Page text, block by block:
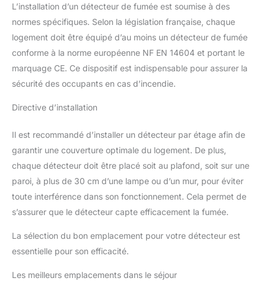
L’installation d’un détecteur de fumée est soumise à des
normes spécifiques. Selon la législation française, chaque
logement doit être équipé d’au moins un détecteur de fumée
conforme à la norme européenne NF EN 14604 et portant le
marquage CE. Ce dispositif est indispensable pour assurer la
sécurité des occupants en cas d’incendie.
Directive d’installation
Il est recommandé d’installer un détecteur par étage afin de
garantir une couverture optimale du logement. De plus,
chaque détecteur doit être placé soit au plafond, soit sur une
paroi, à plus de 30 cm d’une lampe ou d’un mur, pour éviter
toute interférence dans son fonctionnement. Cela permet de
s’assurer que le détecteur capte efficacement la fumée.
La sélection du bon emplacement pour votre détecteur est
essentielle pour son efficacité.
Les meilleurs emplacements dans le séjour